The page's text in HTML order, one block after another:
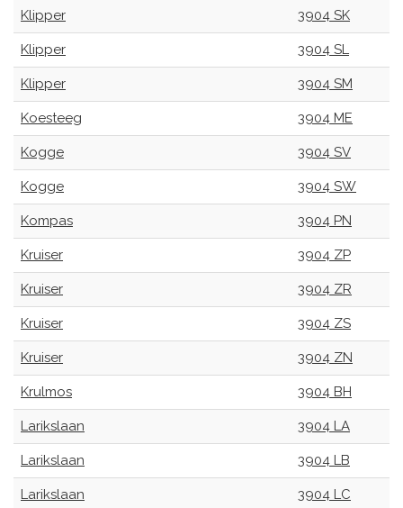
Klipper 3904 SK
Klipper 3904 SL
Klipper 3904 SM
Koesteeg 3904 ME
Kogge 3904 SV
Kogge 3904 SW
Kompas 3904 PN
Kruiser 3904 ZP
Kruiser 3904 ZR
Kruiser 3904 ZS
Kruiser 3904 ZN
Krulmos 3904 BH
Larikslaan 3904 LA
Larikslaan 3904 LB
Larikslaan 3904 LC